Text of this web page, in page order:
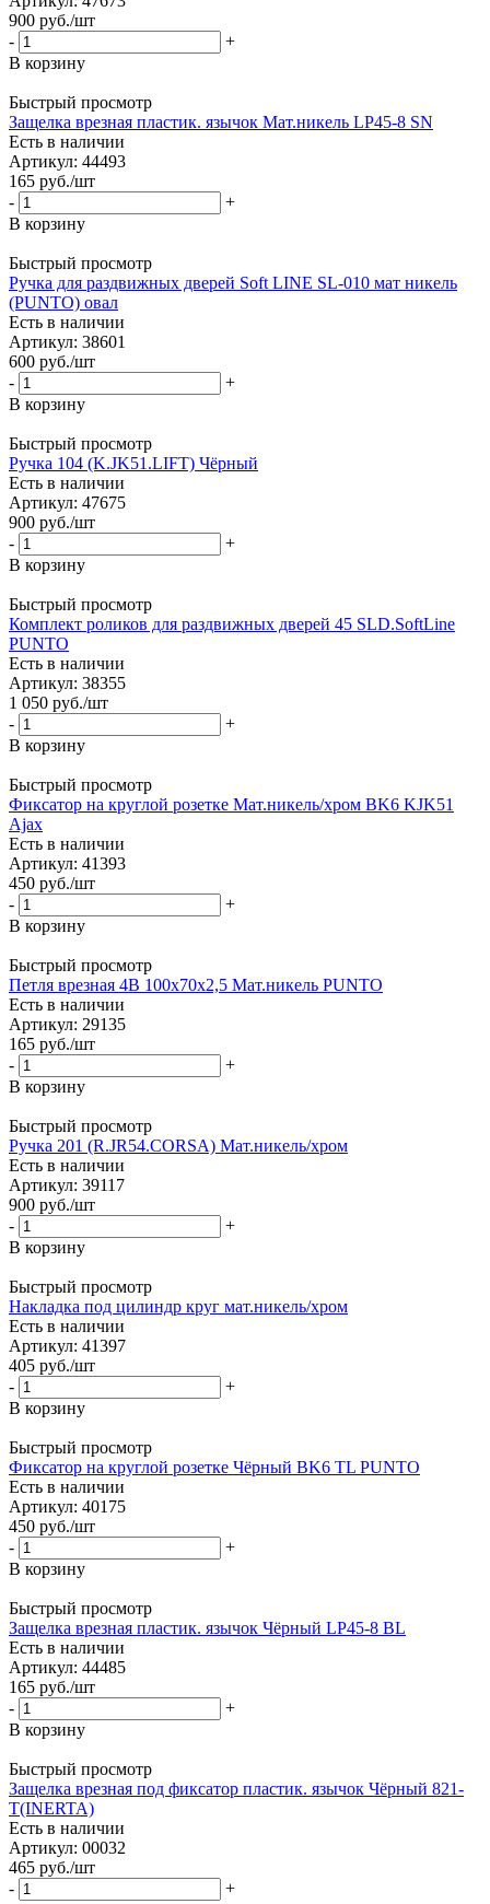
900 руб./шт
-
+
В корзину
Быстрый просмотр
Защелка врезная пластик. язычок Мат.никель LP45-8 SN
Есть в наличии
Артикул: 44493
165 руб./шт
-
+
В корзину
Быстрый просмотр
Ручка для раздвижных дверей Soft LINE SL-010 мат никель
(PUNTO) овал
Есть в наличии
Артикул: 38601
600 руб./шт
-
+
В корзину
Быстрый просмотр
Ручка 104 (K.JK51.LIFT) Чёрный
Есть в наличии
Артикул: 47675
900 руб./шт
-
+
В корзину
Быстрый просмотр
Комплект роликов для раздвижных дверей 45 SLD.SoftLine
PUNTO
Есть в наличии
Артикул: 38355
1 050 руб./шт
-
+
В корзину
Быстрый просмотр
Фиксатор на круглой розетке Мат.никель/хром BK6 KJK51
Ajax
Есть в наличии
Артикул: 41393
450 руб./шт
-
+
В корзину
Быстрый просмотр
Петля врезная 4B 100х70х2,5 Мат.никель PUNTO
Есть в наличии
Артикул: 29135
165 руб./шт
-
+
В корзину
Быстрый просмотр
Ручка 201 (R.JR54.CORSA) Мат.никель/хром
Есть в наличии
Артикул: 39117
900 руб./шт
-
+
В корзину
Быстрый просмотр
Накладка под цилиндр круг мат.никель/хром
Есть в наличии
Артикул: 41397
405 руб./шт
-
+
В корзину
Быстрый просмотр
Фиксатор на круглой розетке Чёрный BK6 TL PUNTO
Есть в наличии
Артикул: 40175
450 руб./шт
-
+
В корзину
Быстрый просмотр
Защелка врезная пластик. язычок Чёрный LP45-8 BL
Есть в наличии
Артикул: 44485
165 руб./шт
-
+
В корзину
Быстрый просмотр
Защелка врезная под фиксатор пластик. язычок Чёрный 821-
T(INERTA)
Есть в наличии
Артикул: 00032
465 руб./шт
-
+